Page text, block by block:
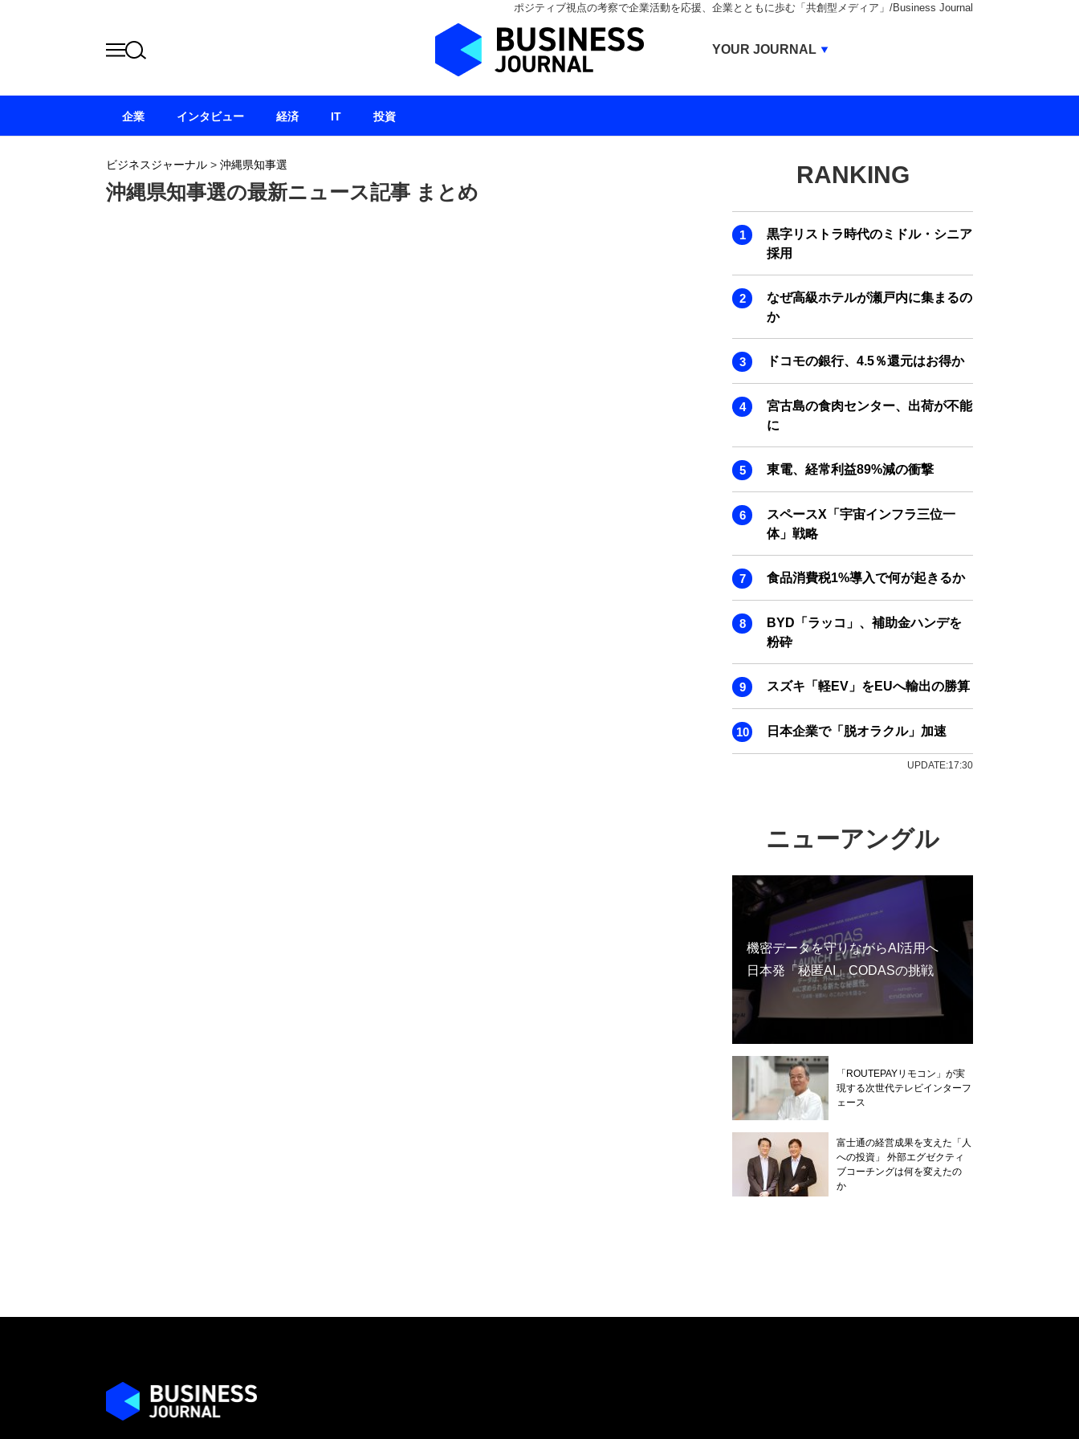
ポジティブ視点の考察で企業活動を応援、企業とともに歩む「共創型メディア」/Business Journal
ビジネスジャーナル > 沖縄県知事選
沖縄県知事選の最新ニュース記事 まとめ
RANKING
黒字リストラ時代のミドル・シニア
採用
なぜ高級ホテルが瀬戸内に集まるの
か
ドコモの銀行、4.5％還元はお得か
宮古島の食肉センター、出荷が不能
に
東電、経常利益89%減の衝撃
スペースX「宇宙インフラ三位一
体」戦略
食品消費税1%導入で何が起きるか
BYD「ラッコ」、補助金ハンデを
粉砕
スズキ「軽EV」をEUへ輸出の勝算
日本企業で「脱オラクル」加速
UPDATE:17:30
ニューアングル
機密データを守りながらAI活用へ
日本発「秘匿AI」CODASの挑戦
「ROUTEPAYリモコン」が実
現する次世代テレビインターフ
ェース
富士通の経営成果を支えた「人
への投資」 外部エグゼクティ
ブコーチングは何を変えたの
か
企業 インタビュー 経済 IT 投資
YOUR JOURNAL
BUSINESS JOURNAL
IVS JOURNAL
ENERGY MANAGEMENT JOURNAL
INBOUND JOURNAL
LIFE ENDING JOURNAL
AI JOURNAL
SMART MARKETING JOURNAL
ADOPTABLE DOG JOURNAL